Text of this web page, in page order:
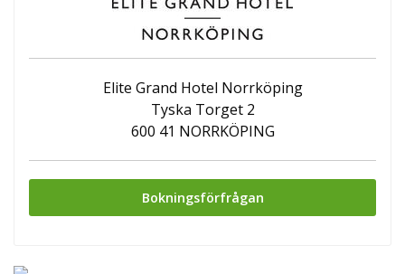
Elite Grand Hotel Norrköping
Tyska Torget 2
600 41 NORRKÖPING
Bokningsförfrågan